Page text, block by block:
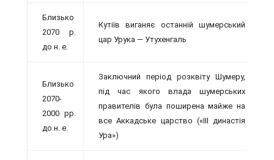
Близько
2070 р.
до н. е.
Кутіїв виганяє останній шумерський
цар Урука — Утухенгаль
Близько
2070-
2000 рр.
до н. е.
Заключний період розквіту Шумеру,
під час якого влада шумерських
правителів була поширена майже на
все Аккадське царство («III династія
Ура»)